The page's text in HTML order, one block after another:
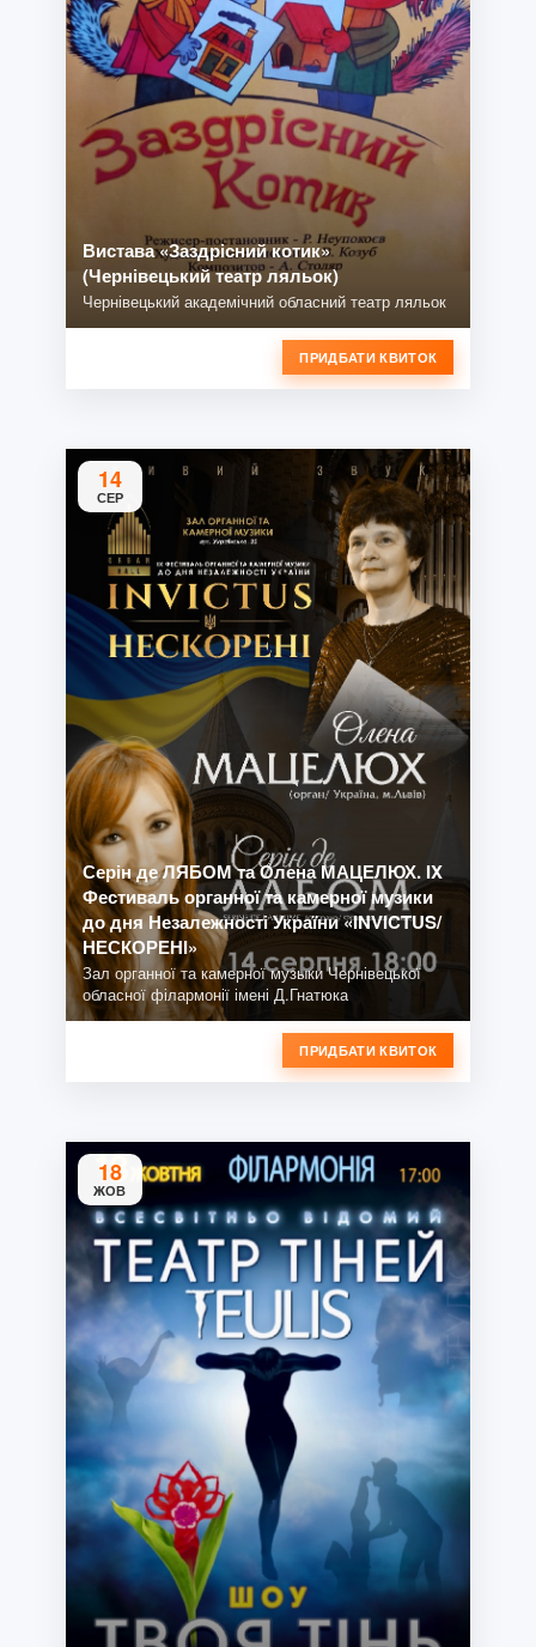
Вистава «Заздрісний котик»
(Чернівецький театр ляльок)
Чернівецький академічний обласний театр ляльок
ПРИДБАТИ КВИТОК
14
СЕР
Серін де ЛЯБОМ та Олена МАЦЕЛЮХ. IX
Фестиваль органної та камерної музики
до дня Незалежності України «INVICTUS/
НЕСКОРЕНІ»
Зал органної та камерної музыки Чернівецької
обласної філармонії імені Д.Гнатюка
ПРИДБАТИ КВИТОК
18
ЖОВ